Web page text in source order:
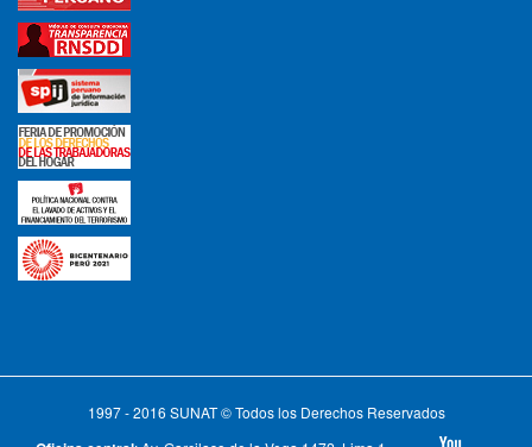
1997 - 2016 SUNAT © Todos los Derechos Reservados